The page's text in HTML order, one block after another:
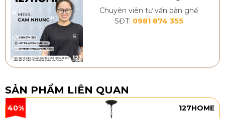
Chuyên viên tư vấn bàn ghế
SĐT: 0981 874 355
SẢN PHẨM LIÊN QUAN
40% 127HOME